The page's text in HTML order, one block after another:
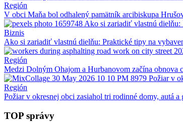
Región
V obci Maňa bol odhalený pamätník arcibiskupa
Biznis
Ako si zariadiť vlastnú dielňu: Praktické tipy na
Región
Medzi Dolným Ohajom a Hurbanovom začína obnova
Región
Požiar v okresnej obci zasiahol tri rodinné domy, autá a
TOP správy